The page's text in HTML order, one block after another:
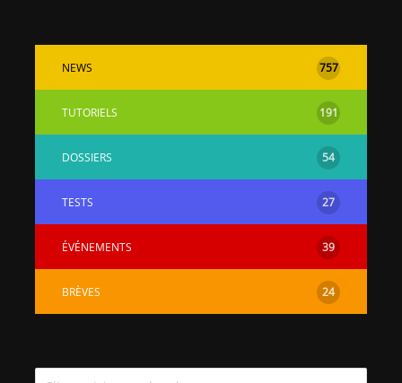
NEWS 757
TUTORIELS 191
DOSSIERS 54
TESTS 27
ÉVÉNEMENTS 39
BRÈVES 24